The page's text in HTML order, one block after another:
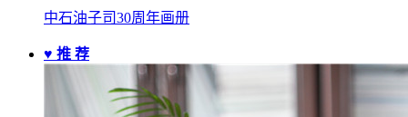
中石油子司30周年画册
♥ 推 荐